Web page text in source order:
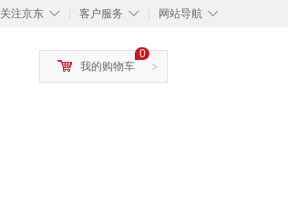
◇
关注京东 ◇
客户服务 ◇
网站导航
>
0
我的购物车